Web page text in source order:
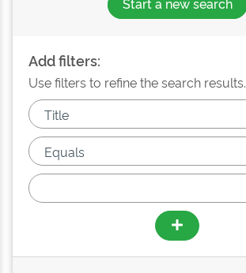
Add filters:
Use filters to refine the search results.